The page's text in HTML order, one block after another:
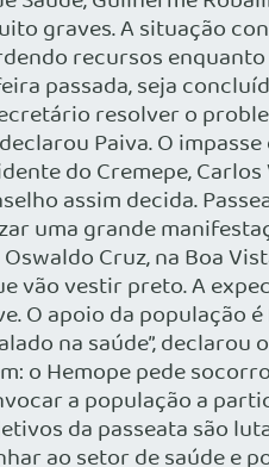
graves. A situação
recursos
passada, seja
resolver o
Paiva. O
do Cremepe,
assim decida.
uma grande
Cruz, na Boa
vão vestir preto. A
O apoio da população
na saúde”, declarou
o Hemope pede
a população a
da passeata são
ao setor de saúde e